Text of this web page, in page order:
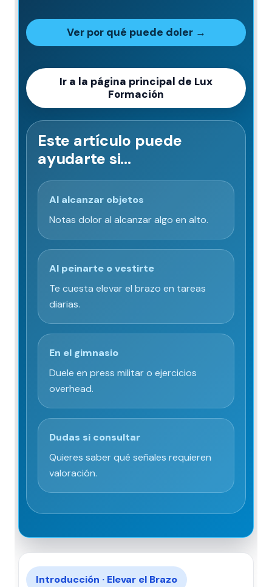
Ver por qué puede doler →
Ir a la página principal de Lux
Formación
Este artículo puede
ayudarte si…
Al alcanzar objetos
Notas dolor al alcanzar algo en alto.
Al peinarte o vestirte
Te cuesta elevar el brazo en tareas
diarias.
En el gimnasio
Duele en press militar o ejercicios
overhead.
Dudas si consultar
Quieres saber qué señales requieren
valoración.
Introducción · Elevar el Brazo